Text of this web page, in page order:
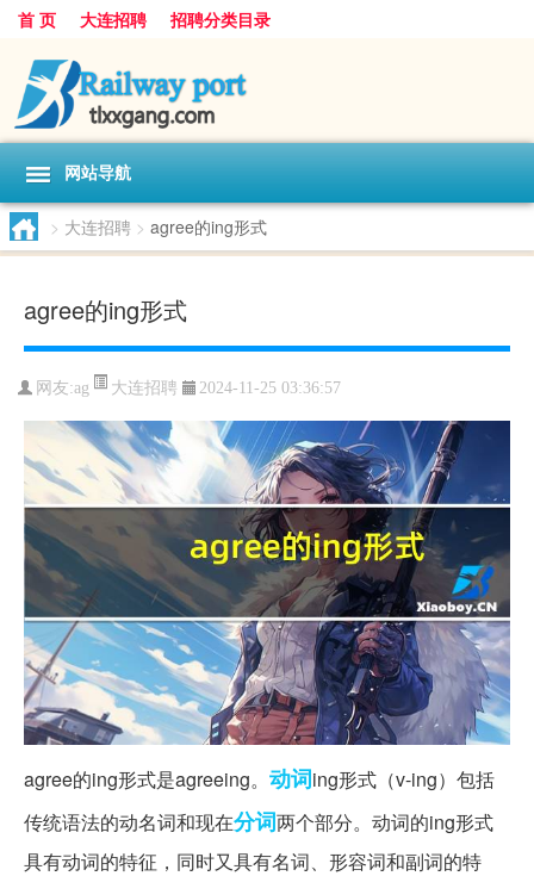
首 页 大连招聘 招聘分类目录
网站导航
> 大连招聘 > agree的ing形式
agree的ing形式
网友:ag 大连招聘 2024-11-25 03:36:57
agree的ing形式是agreeing。 动词ing形式（v-ing）包括
传统语法的动名词和现在分词两个部分。动词的ing形式
具有动词的特征，同时又具有名词、形容词和副词的特